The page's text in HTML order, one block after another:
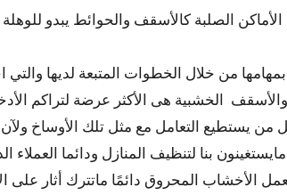
الصلبة كالأسقف والحوائط يبدو
من خلال الخطوات المتبعة لديها
الخشبية هى الأكثر عرضة لتراكم
من يستطيع التعامل مع مثل تلك
مايستغينون بنا لتنظيف المنازل ودائما
الأخشاب المحروق دائمًا ماتترك أثار على